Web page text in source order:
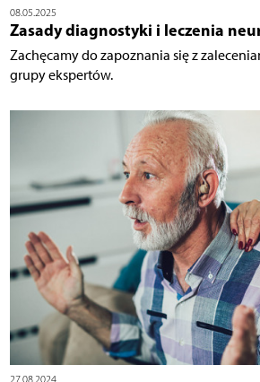
08.05.2025
Zasady diagnostyki i leczenia
Zachęcamy do zapoznania się z
grupy ekspertów.
27.08.2024